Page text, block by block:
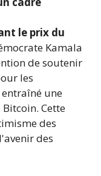
le prix du
Kamala
de soutenir
les
une
Cette
des
des